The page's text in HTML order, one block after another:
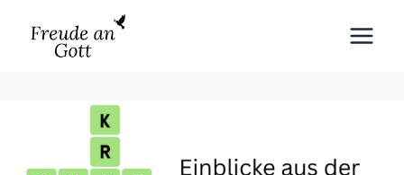
Inhalt
springen